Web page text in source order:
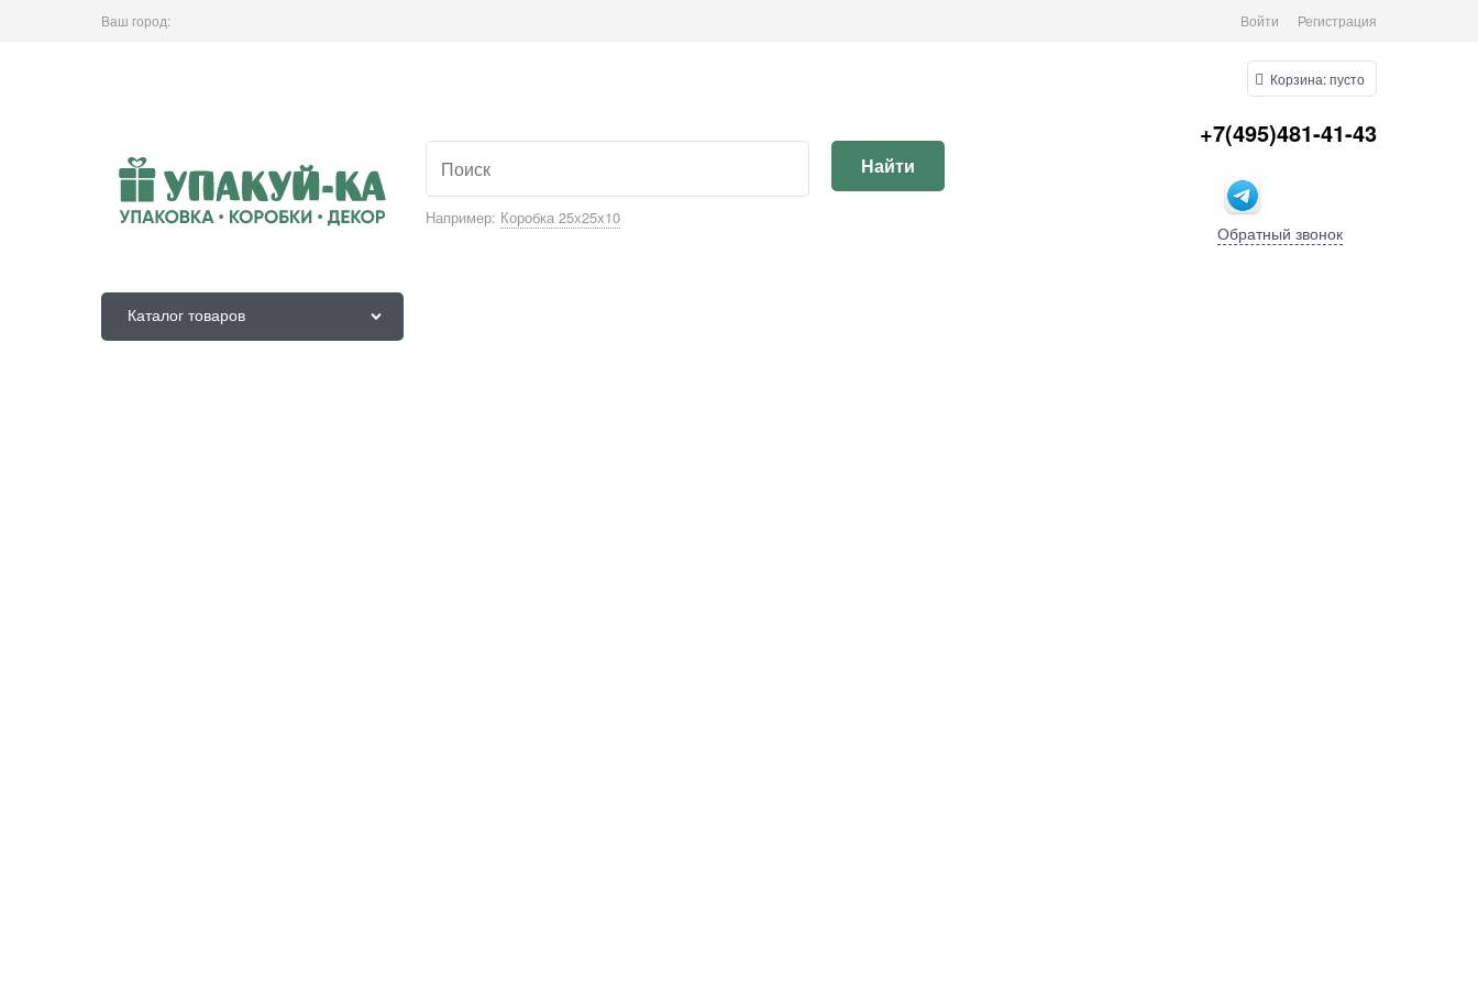
Ваш город: Войти Регистрация
Например: Коробка 25х25х10
Найти
Корзина:пусто
+7(495)481-41-43
Обратный звонок
Каталог товаров